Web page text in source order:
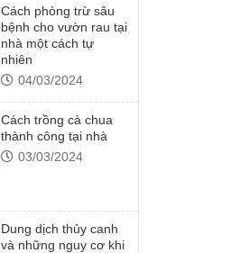
Cách phòng trừ sâu
bệnh cho vườn rau tại
nhà một cách tự
nhiên
04/03/2024
Cách trồng cà chua
thành công tại nhà
03/03/2024
Dung dịch thủy canh
và những nguy cơ khi